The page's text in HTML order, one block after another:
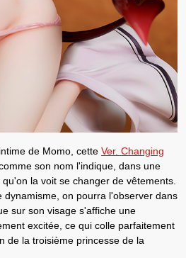
de Momo, cette Ver. Changing
son nom l'indique, dans une
la voit se changer de vêtements.
dynamisme, on pourra l'observer dans
sur son visage s'affiche une
excitée, ce qui colle parfaitement
de la troisième princesse de la